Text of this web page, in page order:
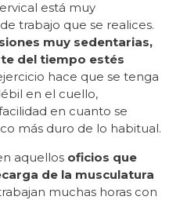
está muy
trabajo que se realices.
muy sedentarias,
del tiempo estés
hace que se tenga
en el cuello,
en cuanto se
más duro de lo habitual.
aquellos oficios que
de la musculatura
muchas horas con